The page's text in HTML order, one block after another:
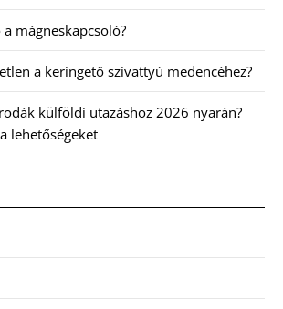
mágneskapcsoló?
a keringető szivattyú medencéhez?
külföldi utazáshoz 2026 nyarán?
lehetőségeket